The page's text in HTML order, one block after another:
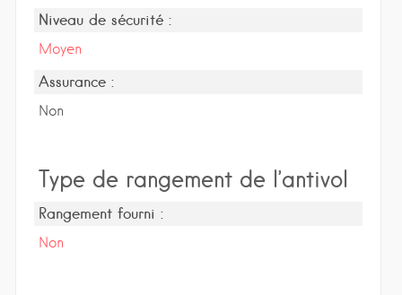
Niveau de sécurité :
Moyen
Assurance :
Non
Type de rangement de l’antivol
Rangement fourni :
Non